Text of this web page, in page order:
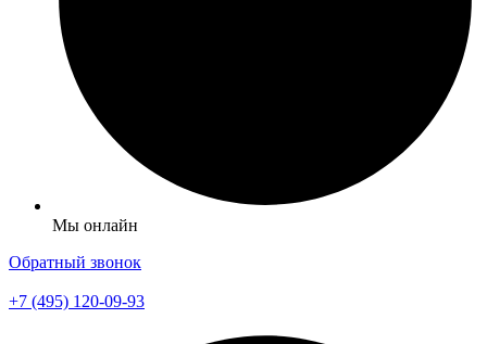
Мы онлайн
Обратный звонок
+7 (495) 120-09-93